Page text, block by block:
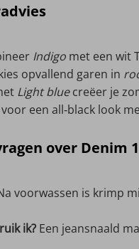
Indigo met een wit
opvallend garen in
Light bluecreëer je
een all‑black look
over Denim
voorwassen is krimp
ik? Een jeansnaald